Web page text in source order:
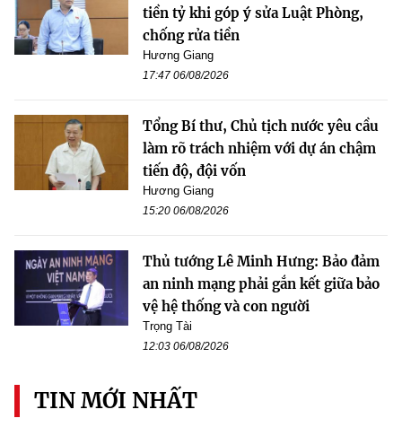
tiền tỷ khi góp ý sửa Luật Phòng,
chống rửa tiền
Hương Giang
17:47 06/08/2026
Tổng Bí thư, Chủ tịch nước yêu cầu
làm rõ trách nhiệm với dự án chậm
tiến độ, đội vốn
Hương Giang
15:20 06/08/2026
Thủ tướng Lê Minh Hưng: Bảo đảm
an ninh mạng phải gắn kết giữa bảo
vệ hệ thống và con người
Trọng Tài
12:03 06/08/2026
TIN MỚI NHẤT